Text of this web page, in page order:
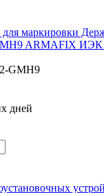
ARMAFIX
GMH9
дней